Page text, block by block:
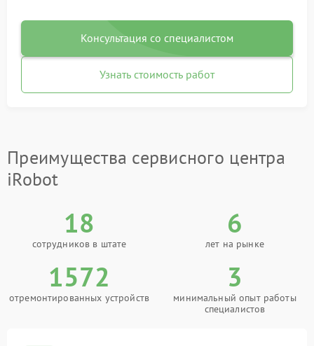
Консультация со специалистом
Узнать стоимость работ
Преимущества сервисного центра
iRobot
18
сотрудников в штате
6
лет на рынке
1572
отремонтированных устройств
3
минимальный опыт работы
специалистов